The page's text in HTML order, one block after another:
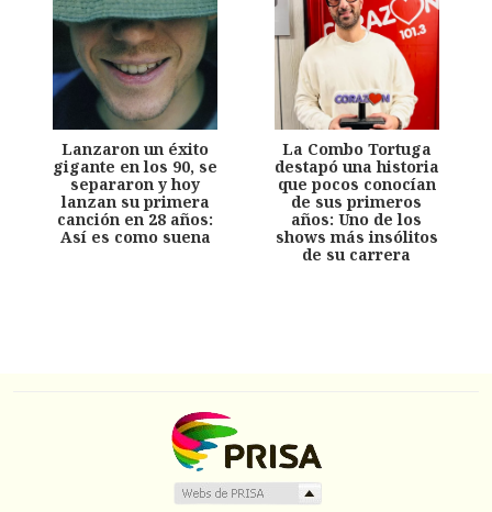
Lanzaron un éxito
gigante en los 90, se
separaron y hoy
lanzan su primera
canción en 28 años:
Así es como suena
La Combo Tortuga
destapó una historia
que pocos conocían
de sus primeros
años: Uno de los
shows más insólitos
de su carrera